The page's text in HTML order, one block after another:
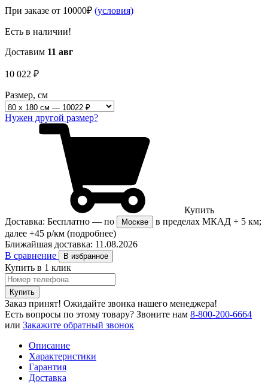
При заказе от 10000₽ (условия)
Есть в наличии!
Доставим 11 авг
10 022 ₽
Размер, см
Нужен другой размер?
Купить
Доставка: Бесплатно — по Москве
в пределах МКАД + 5 км;
далее +45 р/км (подробнее)
Ближайшая доставка: 11.08.2026
В сравнение
В избранное
Купить в 1 клик
Купить
Заказ принят! Ожидайте звонка нашего менеджера!
Есть вопросы по этому товару? Звоните нам 8-800-200-6664
или Закажите обратный звонок
Описание
Характеристики
Гарантия
Доставка